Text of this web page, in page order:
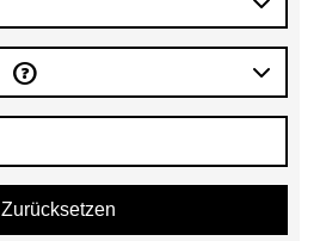
Zurücksetzen